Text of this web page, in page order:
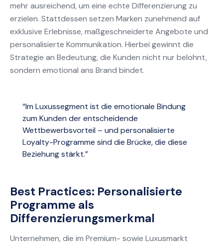
mehr ausreichend, um eine echte Differenzierung zu
erzielen. Stattdessen setzen Marken zunehmend auf
exklusive Erlebnisse, maßgeschneiderte Angebote und
personalisierte Kommunikation. Hierbei gewinnt die
Strategie an Bedeutung, die Kunden nicht nur belohnt,
sondern emotional ans Brand bindet.
“Im Luxussegment ist die emotionale Bindung
zum Kunden der entscheidende
Wettbewerbsvorteil – und personalisierte
Loyalty-Programme sind die Brücke, die diese
Beziehung stärkt.”
Best Practices: Personalisierte
Programme als
Differenzierungsmerkmal
Unternehmen, die im Premium- sowie Luxusmarkt